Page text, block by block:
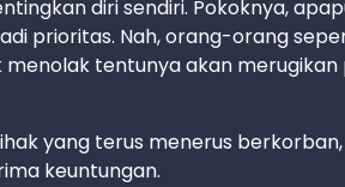
diri sendiri. Pokoknya,
prioritas. Nah, orang-orang
tentunya akan merugikan
yang terus menerus berkorban,
keuntungan.